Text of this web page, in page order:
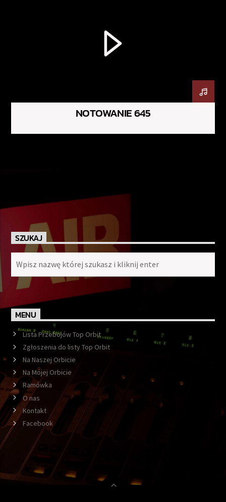
NOTOWANIE 645
SZUKAJ
MENU
Lista Przebojów Top Orbit
Zgłoszenia do listy Top Orbit
Na Naszej Orbicie
Na Mojej Orbicie
Ramówka
O nas
Kontakt
Facebook